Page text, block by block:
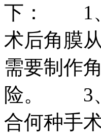
下： 1、
术后角膜
需要制作
险。 3、
合何种手